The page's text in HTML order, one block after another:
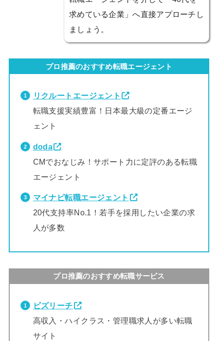
求めている企業」へ直接アプローチし
ましょう。
プロ推薦のおすすめ転職エージェント
リクルートエージェント
転職支援実績豊富！日本最大級の定番エージ
ェント
doda
CMでおなじみ！サポート力に定評のある転職
エージェント
マイナビ転職エージェント
20代支持率No.1！若手を採用したい企業の求
人が多数
プロ推薦のおすすめ転職サービス
ビズリーチ
高収入・ハイクラス・管理職求人が多い転職
サイト